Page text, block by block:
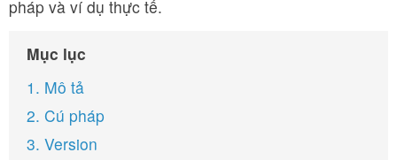
pháp và ví dụ thực tế.
Mục lục
1. Mô tả
2. Cú pháp
3. Version